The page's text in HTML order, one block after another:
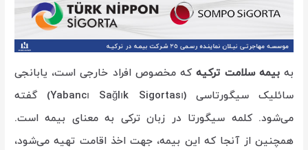
به بیمه سلامت ترکیهکه مخصوص افراد خارجی است، یابانجی
سائلیک سیگورتاسی (Yabancı Sağlık Sigortası) گفته
می‌شود. کلمه سیگورتا در زبان ترکی به معنای بیمه است.
همچنین از آنجا که این بیمه، جهت اخذ اقامت تهیه می‌شود،